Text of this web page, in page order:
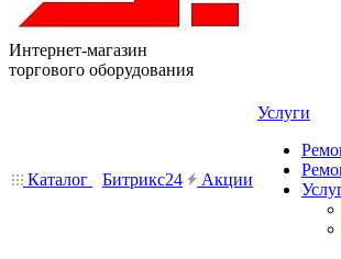
Интернет-магазин
торгового оборудования
Каталог Битрикс24 Акции
Услуги